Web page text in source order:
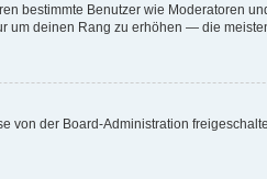
bestimmte Benutzer wie Moderatoren
deinen Rang zu erhöhen — die
der Board-Administration